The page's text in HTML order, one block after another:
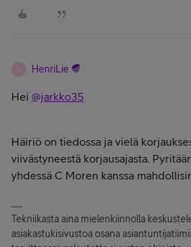
HenriLie
Hei @jarkko35
Häiriö on tiedossa ja vielä
viivästyneestä korjausajasta.
yhdessä C Moren kanssa
Tekniikasta aina mielenkiinnolla
asiakastukisivustoa osana